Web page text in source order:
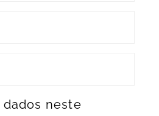
dados neste